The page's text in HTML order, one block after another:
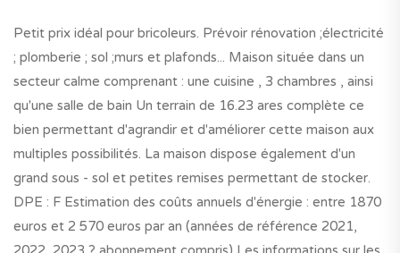
Petit prix idéal pour bricoleurs. Prévoir rénovation ;électricité
; plomberie ; sol ;murs et plafonds... Maison située dans un
secteur calme comprenant : une cuisine , 3 chambres , ainsi
qu'une salle de bain Un terrain de 16.23 ares complète ce
bien permettant d'agrandir et d'améliorer cette maison aux
multiples possibilités. La maison dispose également d'un
grand sous - sol et petites remises permettant de stocker.
DPE : F Estimation des coûts annuels d'énergie : entre 1870
euros et 2 570 euros par an (années de référence 2021,